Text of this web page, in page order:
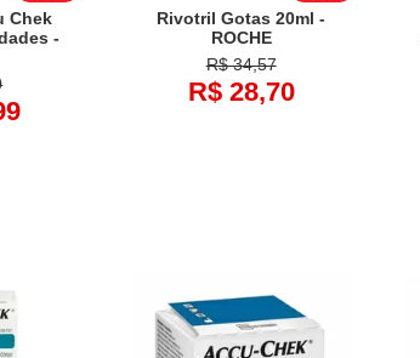
Chek
-
Rivotril Gotas 20ml -
ROCHE
R$ 34,57
R$ 28,70